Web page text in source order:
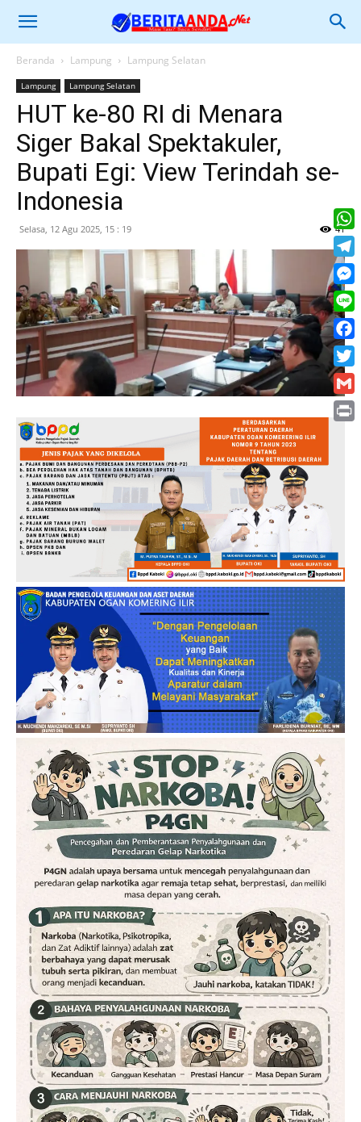
Beranda Lampung Lampung Selatan
Lampung Lampung Selatan
HUT ke-80 RI di Menara
Siger Bakal Spektakuler,
Bupati Egi: View Terindah se-
Indonesia
Selasa, 12 Agu 2025, 15 : 19 41
Line